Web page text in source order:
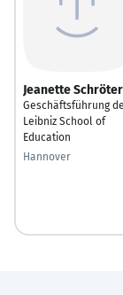
Jeanette Schröter
Geschäftsführung
Leibniz School of
Education
Hannover